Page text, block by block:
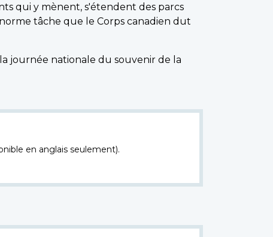
qui y mènent, s'étendent des parcs
tâche que le Corps canadien dut
journée nationale du souvenir de la
en anglais seulement).